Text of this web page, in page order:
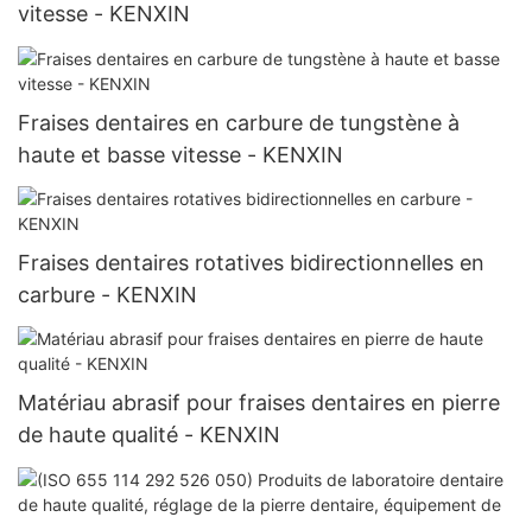
vitesse - KENXIN
Fraises dentaires en carbure de tungstène à
haute et basse vitesse - KENXIN
Fraises dentaires rotatives bidirectionnelles en
carbure - KENXIN
Matériau abrasif pour fraises dentaires en pierre
de haute qualité - KENXIN